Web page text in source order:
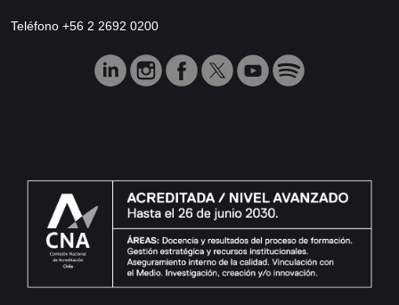
Teléfono +56 2 2692 0200